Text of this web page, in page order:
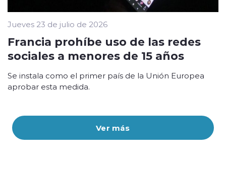
Ver más
Jueves 23 de julio de 2026
Francia prohíbe uso de las redes
sociales a menores de 15 años
Se instala como el primer país de la Unión Europea
aprobar esta medida.